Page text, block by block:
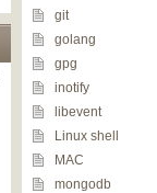
git
golang
gpg
inotify
libevent
Linux shell
MAC
mongodb